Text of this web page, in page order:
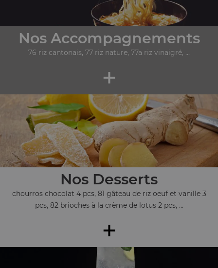
Nos Accompagnements
76 riz cantonais, 77 riz nature, 77a riz vinaigré, ...
+
Nos Desserts
chourros chocolat 4 pcs, 81 gâteau de riz oeuf et vanille 3
pcs, 82 brioches à la crème de lotus 2 pcs, ...
+